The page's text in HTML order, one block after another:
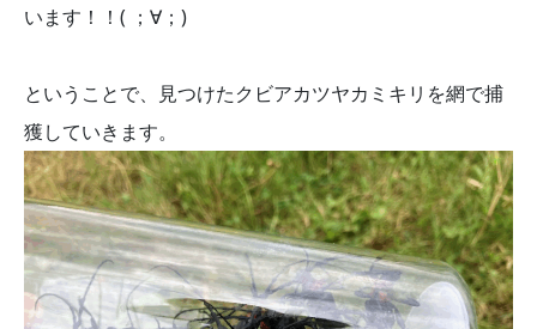
います！！( ；∀；)
ということで、見つけたクビアカツヤカミキリを網で捕
獲していきます。